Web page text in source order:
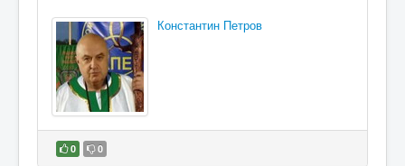
Константин Петров
0 0